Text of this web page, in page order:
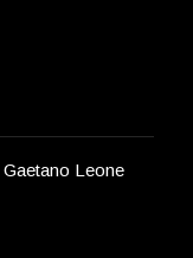
Gaetano Leone